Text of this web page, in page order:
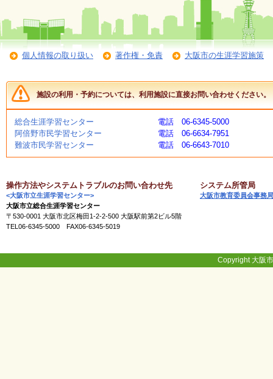
ガ
登
よ
く
あ
る
ご
質
講
師
・
ト
個人情報の取り扱い 著作権・免責 大阪市の生涯学習施策
施設の利用・予約については、利用施設に直接お問い合わせください。
総合生涯学習センター
電話 06-6345-5000
阿倍野市民学習センター
電話 06-6634-7951
難波市民学習センター
電話 06-6643-7010
操作方法やシステムトラブルのお問い合わせ先
<大阪市立生涯学習センター>
大阪市立総合生涯学習センター
〒530-0001 大阪市北区梅田1-2-2-500 大阪駅前第2ビル5階
TEL06-6345-5000 FAX06-6345-5019
システム所管局
大阪市教育委員会事務局
Copyright 大阪